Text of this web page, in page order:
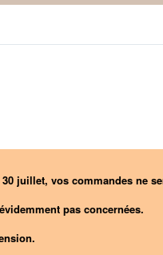
juillet, vos commandes ne
pas concernées.